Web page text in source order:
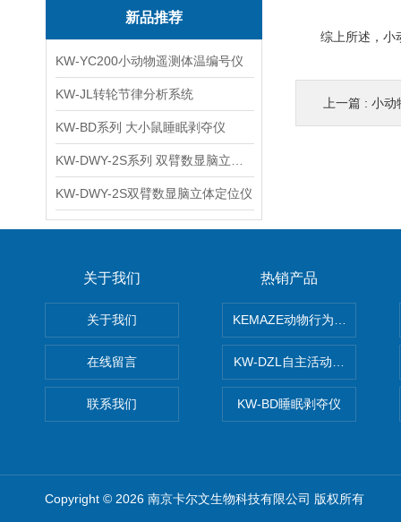
新品推荐
KW-YC200小动物遥测体温编号仪
KW-JL转轮节律分析系统
KW-BD系列 大小鼠睡眠剥夺仪
KW-DWY-2S双臂数显脑立体定位仪
综上所述，小动
上一篇 : 小动
关于我们
关于我们
在线留言
联系我们
热销产品
KEMAZE动物行为学分析系统
KW-DZL自主活动转轮系统
KW-BD睡眠剥夺仪
Copyright © 2026 南京卡尔文生物科技有限公司 版权所有